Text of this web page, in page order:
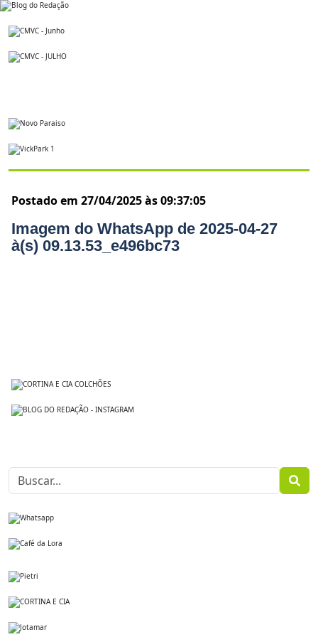
Postado em 27/04/2025 às 09:37:05
Imagem do WhatsApp de 2025-04-27
à(s) 09.13.53_e496bc73